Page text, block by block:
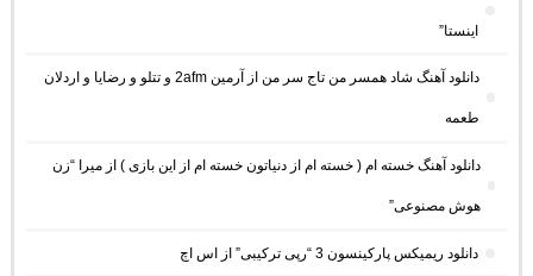
اینستا”
دانلود آهنگ شاد همسر من تاج سر من از آرمین 2afm و تتلو و رضایا و اردلان
طعمه
دانلود آهنگ خسته ام ( خسته ام از دنیاتون خسته ام از این بازی ) از میرا “زن
هوش مصنوعی”
دانلود ریمیکس پارکینسون 3 “رپی ترکیبی” از اس اچ